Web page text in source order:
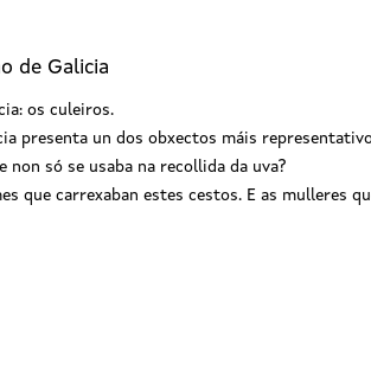
de Galicia
os culeiros.
presenta un dos obxectos máis
non só se usaba na recollida da uva?
que carrexaban estes cestos. E as mulleres